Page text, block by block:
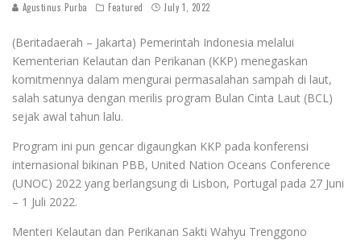
Agustinus Purba Featured July 1, 2022
(Beritadaerah – Jakarta) Pemerintah Indonesia melalui
Kementerian Kelautan dan Perikanan (KKP) menegaskan
komitmennya dalam mengurai permasalahan sampah di laut,
salah satunya dengan merilis program Bulan Cinta Laut (BCL)
sejak awal tahun lalu.
Program ini pun gencar digaungkan KKP pada konferensi
internasional bikinan PBB, United Nation Oceans Conference
(UNOC) 2022 yang berlangsung di Lisbon, Portugal pada 27 Juni
– 1 Juli 2022.
Menteri Kelautan dan Perikanan Sakti Wahyu Trenggono